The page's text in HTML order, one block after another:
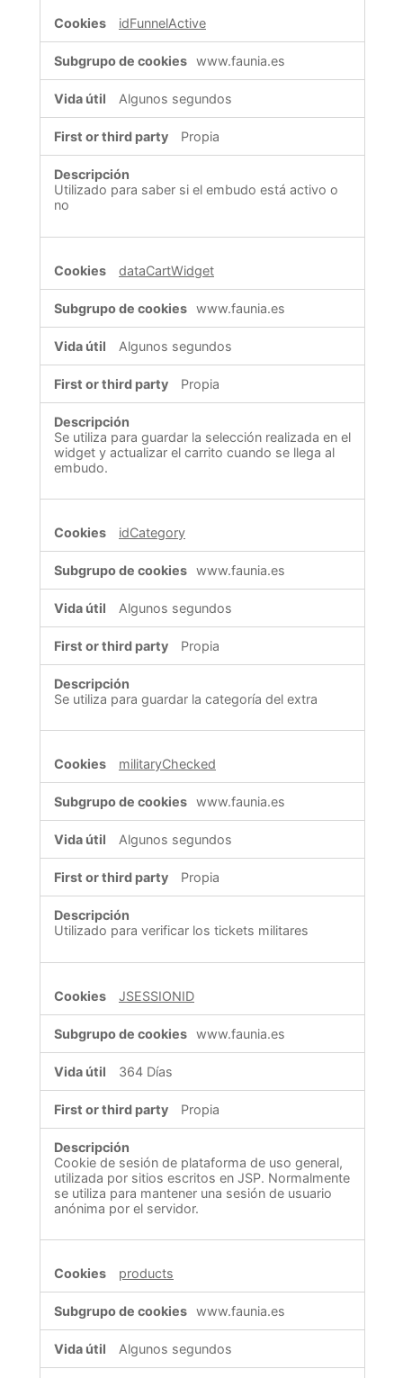
idFunnelActive
www.faunia.es
Algunos segundos
Propia
Utilizado para saber si el embudo está activo o
no
dataCartWidget
www.faunia.es
Algunos segundos
Propia
Se utiliza para guardar la selección realizada en el
widget y actualizar el carrito cuando se llega al
embudo.
idCategory
www.faunia.es
Algunos segundos
Propia
Se utiliza para guardar la categoría del extra
militaryChecked
www.faunia.es
Algunos segundos
Propia
Utilizado para verificar los tickets militares
JSESSIONID
www.faunia.es
364 Días
Propia
Cookie de sesión de plataforma de uso general,
utilizada por sitios escritos en JSP. Normalmente
se utiliza para mantener una sesión de usuario
anónima por el servidor.
products
www.faunia.es
Algunos segundos